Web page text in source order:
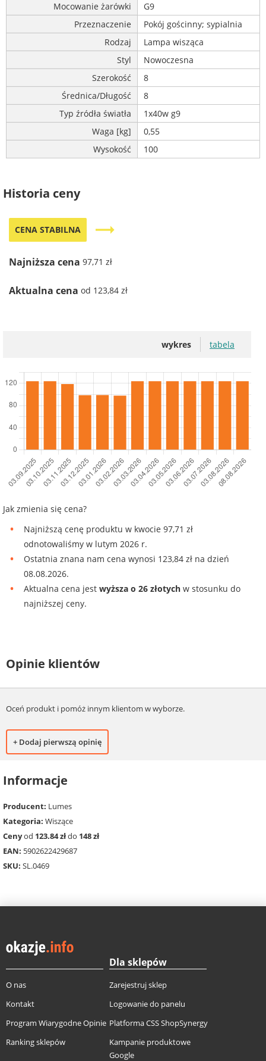
Mocowanie żarówki
G9
Przeznaczenie
Pokój gościnny; sypialnia
Rodzaj
Lampa wisząca
Styl
Nowoczesna
Szerokość
8
Średnica/Długość
8
Typ źródła światła
1x40w g9
Waga [kg]
0,55
Wysokość
100
Historia ceny
CENA STABILNA trending_flat
Najniższa cena 97,71 zł
Aktualna cena od 123,84 zł
wykres tabela
Jak zmienia się cena?
Najniższą cenę produktu w kwocie 97,71 zł
odnotowaliśmy w lutym 2026 r.
Ostatnia znana nam cena wynosi 123,84 zł na dzień
08.08.2026.
Aktualna cena jest wyższa o 26 złotych w stosunku do
najniższej ceny.
Opinie klientów
Oceń produkt i pomóż innym klientom w wyborze.
+ Dodaj pierwszą opinię
Informacje
Producent: Lumes
Kategoria: Wiszące
Cenyod 123.84 złdo 148 zł
EAN: 5902622429687
SKU: SL.0469
O nas
Kontakt
Program Wiarygodne Opinie
Ranking sklepów
Dla sklepów
Zarejestruj sklep
Logowanie do panelu
Platforma CSS ShopSynergy
Kampanie produktowe
Google